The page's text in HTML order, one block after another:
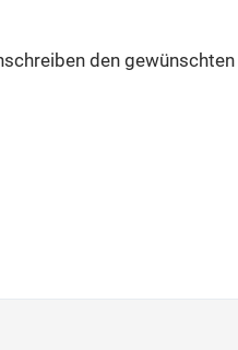
den gewünschten